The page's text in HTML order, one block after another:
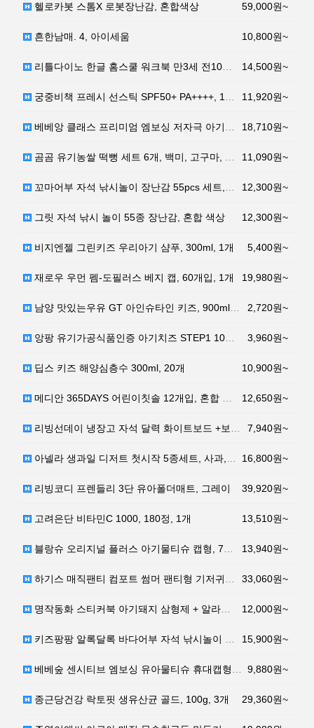
59,000원~
헬로카봇 스톰X 로봇장난감, 혼합색상
10,800원~
흔한남매. 4, 아이세움
14,500원~
리틀다이노 한글 홈스쿨 워크북 만3세 전10권 + 퍼즐…
11,920원~
궁중비책 프레시 선스틱 SPF50+ PA++++, 19…
18,710원~
베베앙 클래스 프리미엄 엠보싱 저자극 아기 물티슈 캡형…
11,090원~
곰곰 유기농쌀 떡뻥 세트 6개, 백미, 고구마, 단호박…
12,300원~
꼬마어부 자석 낚시놀이 장난감 55pcs 세트, 혼합 …
12,300원~
그릿 자석 낚시 놀이 55종 장난감, 혼합 색상
5,400원~
비지엔젤 그린키즈 우리아기 샴푸, 300ml, 1개
19,980원~
재로우 우먼 펨-도필러스 베지 캡, 60개입, 1개
2,720원~
남양 맛있는우유 GT 아인슈타인 키즈, 900ml, 1…
3,960원~
앙팡 유기가공식품인증 아기치즈 STEP1 10매입, 1…
10,900원~
딥스 키즈 해양심층수 300ml, 20개
12,650원~
메디안 365DAYS 어린이칫솔 12개입, 혼합 색상,…
7,940원~
리빙선데이 냉장고 자석 달력 화이트보드 +보드마카펜, …
16,800원~
아넬라 생과일 디저트 첫시작 5종세트, 사과, 바나나,…
39,920원~
리빙코디 프렌들리 3단 유아폴더매트, 그레이
13,510원~
고려은단 비타민C 1000, 180정, 1개
13,940원~
블랑슈 오리지널 플러스 아기물티슈 캡형, 70매입, 1…
33,060원~
하기스 매직팬티 컴포트 썸머 팬티형 기저귀 특대형 5단…
12,000원~
명작동화 스티커북 아기돼지 삼형제 + 알라딘과 요술램프…
15,900원~
키즈팡팡 알록달록 바다어부 자석 낚시놀이 67p, 혼합…
9,880원~
베베숲 센시티브 엠보싱 유아물티슈 휴대캡형, 20매, …
29,360원~
종근당건강 락토핏 생유산균 골드, 100g, 3개